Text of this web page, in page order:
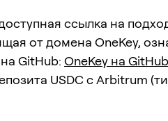
ссылка на
от домена OneKey,
GitHub: OneKey на GitHub
USDC с Arbitrum